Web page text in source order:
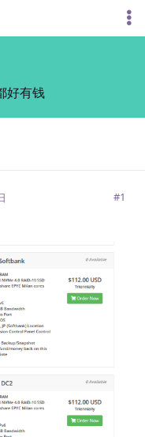
好有钱
#1